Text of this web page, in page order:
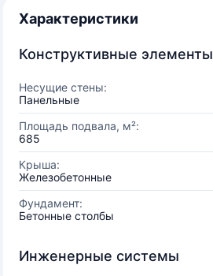
Характеристики
Конструктивные элементы
Несущие стены:
Панельные
Площадь подвала, м²:
685
Крыша:
Железобетонные
Фундамент:
Бетонные столбы
Инженерные системы